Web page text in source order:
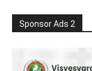
Sponsor Ads 2